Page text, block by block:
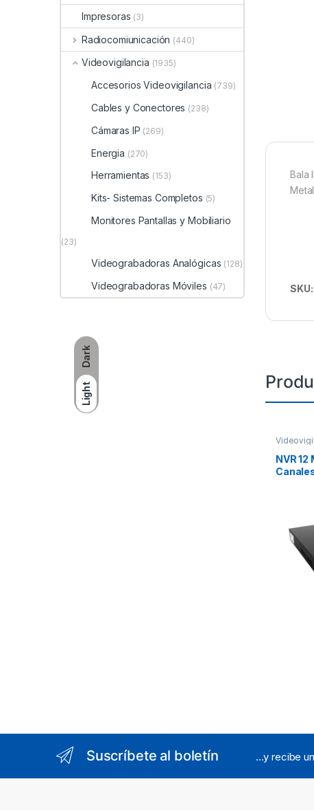
Dark
Light
Bala
Metal
NVR 12
/
Impresoras (3)
Radiocomiunicación (440)
Videovigilancia (1935)
Accesorios Videovigilancia (739)
Cables y Conectores (238)
Cámaras IP (269)
Energia (270)
Herramientas (153)
Kits- Sistemas Completos (5)
Monitores Pantallas y Mobiliario
(23)
Videograbadoras Analógicas (128)
Videograbadoras Móviles (47)
Suscríbete al boletín ...y recibe un